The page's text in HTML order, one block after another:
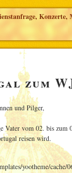
Konzerte,
zum
und Pilger,
Vater vom 02. bis zum
reisen wird.